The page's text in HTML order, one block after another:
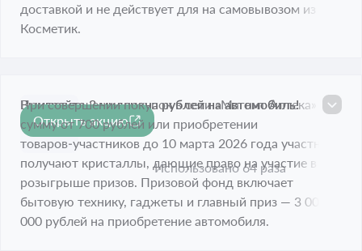
доставкой и не действует для на самовывозом из М.
Косметик.
Выиграйте 3 миллиона рублей на автомобиль!
Срок акции истёк
При совершении покупок в сети «Магнит Аптека» на
сумму от 700 рублей или приобретении
товаров‑участников до 10 марта 2026 года участники
получают кристаллы, дающие право на участие в
розыгрыше призов. Призовой фонд включает
бытовую технику, гаджеты и главный приз — 3 000
000 рублей на приобретение автомобиля.
Открыть акцию
Использовано 64 раза